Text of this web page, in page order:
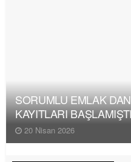
SORUMLU EMLAK
KAYITLARI
20 Nisan 2026